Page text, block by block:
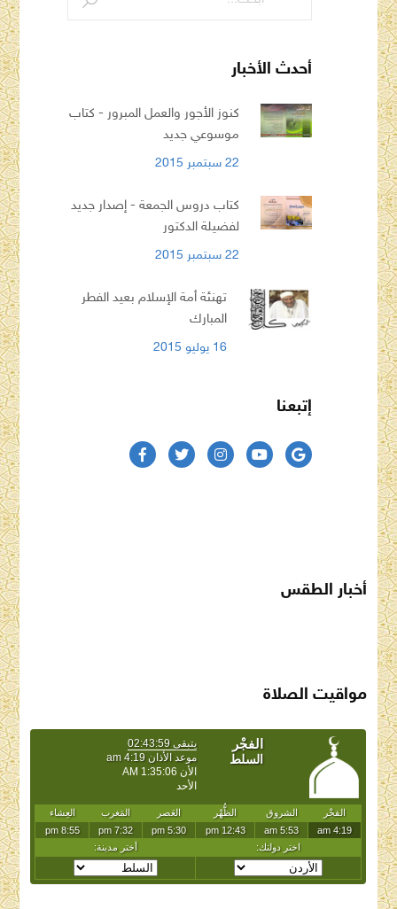
أحدث الأخبار
كنوز الأجور والعمل المبرور - كتاب
موسوعي جديد
22 سبتمبر 2015
كتاب دروس الجمعة - إصدار جديد
لفضيلة الدكتور
22 سبتمبر 2015
تهنئة أمة الإسلام بعيد الفطر
المبارك
16 يوليو 2015
إتبعنا
أخبار الطقس
مواقيت الصلاة